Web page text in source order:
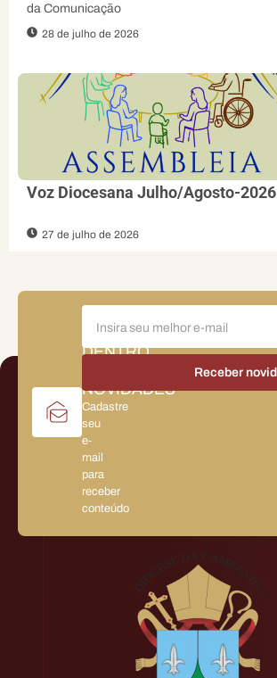
da Comunicação
28 de julho de 2026
Voz Diocesana Julho/Agosto-2026
27 de julho de 2026
POR
DENTRO
NOVIDADES
Cadastre
seu
e-
mail
para
receber
conteúdo